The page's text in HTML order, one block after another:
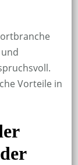
Vorteile in